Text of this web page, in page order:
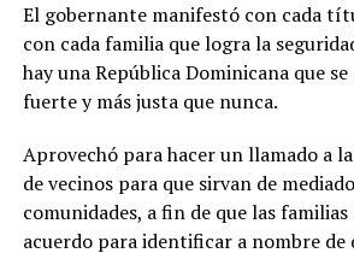
El gobernante manifestó con cada
con cada familia que logra la
hay una República Dominicana que
fuerte y más justa que nunca.
Aprovechó para hacer un llamado a
de vecinos para que sirvan de
comunidades, a fin de que las
acuerdo para identificar a nombre de